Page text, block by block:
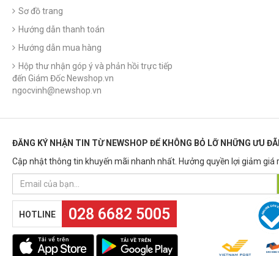
Sơ đồ trang
Hướng dẫn thanh toán
Hướng dẫn mua hàng
Hộp thư nhận góp ý và phản hồi trực tiếp
đến Giám Đốc Newshop.vn
ngocvinh@newshop.vn
ĐĂNG KÝ NHẬN TIN TỪ NEWSHOP ĐỂ KHÔNG BỎ LỠ NHỮNG ƯU
Cập nhật thông tin khuyến mãi nhanh nhất. Hưởng quyền lợi giảm giá
HOTLINE 028 6682 5005